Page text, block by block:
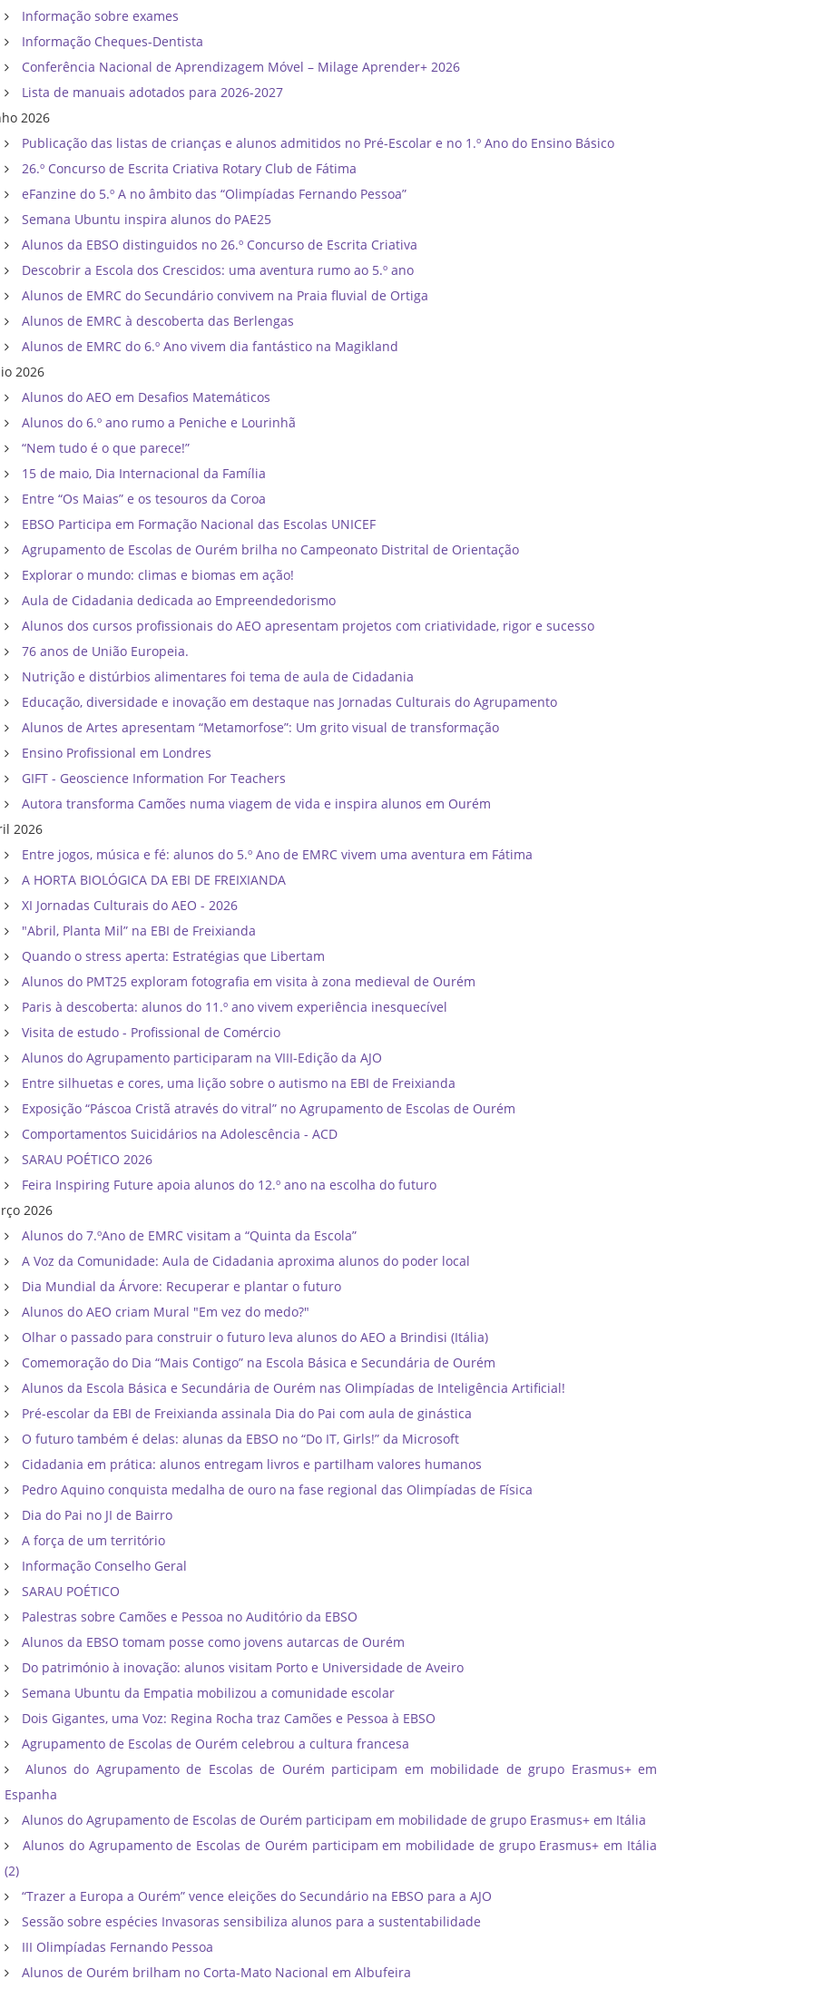
Informação sobre exames
Informação Cheques-Dentista
Conferência Nacional de Aprendizagem Móvel – Milage Aprender+ 2026
Lista de manuais adotados para 2026-2027
2026
Publicação das listas de crianças e alunos admitidos no Pré-Escolar e no 1.º Ano do Ensino Básico
26.º Concurso de Escrita Criativa Rotary Club de Fátima
eFanzine do 5.º A no âmbito das “Olimpíadas Fernando Pessoa”
Semana Ubuntu inspira alunos do PAE25
Alunos da EBSO distinguidos no 26.º Concurso de Escrita Criativa
Descobrir a Escola dos Crescidos: uma aventura rumo ao 5.º ano
Alunos de EMRC do Secundário convivem na Praia fluvial de Ortiga
Alunos de EMRC à descoberta das Berlengas
Alunos de EMRC do 6.º Ano vivem dia fantástico na Magikland
2026
Alunos do AEO em Desafios Matemáticos
Alunos do 6.º ano rumo a Peniche e Lourinhã
“Nem tudo é o que parece!”
15 de maio, Dia Internacional da Família
Entre “Os Maias” e os tesouros da Coroa
EBSO Participa em Formação Nacional das Escolas UNICEF
Agrupamento de Escolas de Ourém brilha no Campeonato Distrital de Orientação ​
Explorar o mundo: climas e biomas em ação!
Aula de Cidadania dedicada ao Empreendedorismo
Alunos dos cursos profissionais do AEO apresentam projetos com criatividade, rigor e sucesso
76 anos de União Europeia.
Nutrição e distúrbios alimentares foi tema de aula de Cidadania
Educação, diversidade e inovação em destaque nas Jornadas Culturais do Agrupamento
Alunos de Artes apresentam “Metamorfose”: Um grito visual de transformação
Ensino Profissional em Londres
GIFT - Geoscience Information For Teachers
Autora transforma Camões numa viagem de vida e inspira alunos em Ourém
2026
Entre jogos, música e fé: alunos do 5.º Ano de EMRC vivem uma aventura em Fátima
A HORTA BIOLÓGICA DA EBI DE FREIXIANDA
XI Jornadas Culturais do AEO - 2026
"Abril, Planta Mil” na EBI de Freixianda
Quando o stress aperta: Estratégias que Libertam
Alunos do PMT25 exploram fotografia em visita à zona medieval de Ourém
Paris à descoberta: alunos do 11.º ano vivem experiência inesquecível
Visita de estudo - Profissional de Comércio
Alunos do Agrupamento participaram na VIII-Edição da AJO
Entre silhuetas e cores, uma lição sobre o autismo na EBI de Freixianda
Exposição “Páscoa Cristã através do vitral” no Agrupamento de Escolas de Ourém
Comportamentos Suicidários na Adolescência - ACD
SARAU POÉTICO 2026
Feira Inspiring Future apoia alunos do 12.º ano na escolha do futuro
2026
Alunos do 7.ºAno de EMRC visitam a “Quinta da Escola”
A Voz da Comunidade: Aula de Cidadania aproxima alunos do poder local
Dia Mundial da Árvore: Recuperar e plantar o futuro
Alunos do AEO criam Mural "Em vez do medo?"
Olhar o passado para construir o futuro leva alunos do AEO a Brindisi (Itália)
Comemoração do Dia “Mais Contigo” na Escola Básica e Secundária de Ourém
Alunos da Escola Básica e Secundária de Ourém nas Olimpíadas de Inteligência Artificial!
Pré-escolar da EBI de Freixianda assinala Dia do Pai com aula de ginástica
O futuro também é delas: alunas da EBSO no “Do IT, Girls!” da Microsoft
Cidadania em prática: alunos entregam livros e partilham valores humanos
Pedro Aquino conquista medalha de ouro na fase regional das Olimpíadas de Física
Dia do Pai no JI de Bairro
A força de um território
Informação Conselho Geral
SARAU POÉTICO
Palestras sobre Camões e Pessoa no Auditório da EBSO
Alunos da EBSO tomam posse como jovens autarcas de Ourém
Do património à inovação: alunos visitam Porto e Universidade de Aveiro
Semana Ubuntu da Empatia mobilizou a comunidade escolar
Dois Gigantes, uma Voz: Regina Rocha traz Camões e Pessoa à EBSO
Agrupamento de Escolas de Ourém celebrou a cultura francesa
Alunos do Agrupamento de Escolas de Ourém participam em mobilidade de grupo Erasmus+ em
Espanha
Alunos do Agrupamento de Escolas de Ourém participam em mobilidade de grupo Erasmus+ em Itália
Alunos do Agrupamento de Escolas de Ourém participam em mobilidade de grupo Erasmus+ em Itália
(2)
“Trazer a Europa a Ourém” vence eleições do Secundário na EBSO para a AJO
Sessão sobre espécies Invasoras sensibiliza alunos para a sustentabilidade
III Olimpíadas Fernando Pessoa
Alunos de Ourém brilham no Corta-Mato Nacional em Albufeira